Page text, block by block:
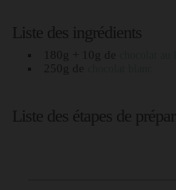
Liste des ingrédients
180g + 10g de
250g de
Liste des étapes de